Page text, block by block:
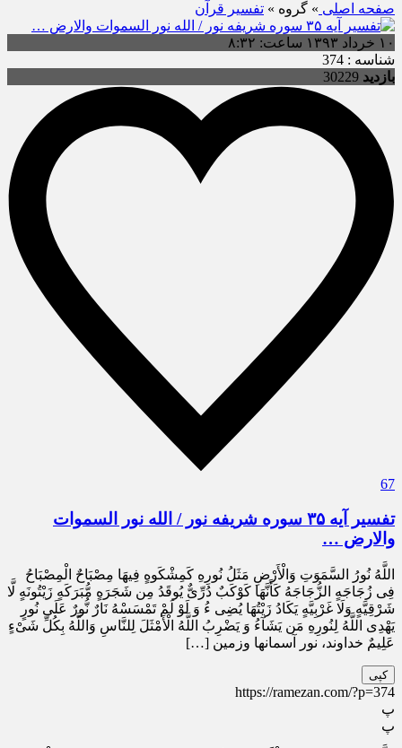
صفحه اصلی » گروه » تفسیر قرآن
۱۰ خرداد ۱۳۹۳ ساعت: ۸:۳۲
شناسه : 374
بازدید 30229
67
تفسیر آیه ۳۵ سوره شریفه نور / الله نور السموات
والارض …
اللَّهُ نُورُ السَّمَوَتِ وَالْأَرْضِ مَثَلُ نُورِهِ کَمِشْکَوهٍ فِیهَا مِصْبَاحٌ الْمِصْبَاحُ
فِى زُجَاجَهٍ الزُّجَاجَهُ کَأَنَّهَا کَوْکَبٌ دُرِّىٌّ یُوقَدُ مِن شَجَرَهٍ مُّبَرَکَهٍ زَیْتُونَهٍ لَّا
شَرْقِیَّهٍ وَلَا غَرْبِیَّهٍ یَکَادُ زَیْتُهَا یُضِى ءُ وَ لَوْ لَمْ تَمْسَسْهُ نَارٌ نُّورٌ عَلَى‏ نُورٍ
یَهْدِى اللَّهُ لِنُورِهِ مَن یَشَآءُ وَ یَضْرِبُ اللَّهُ الْأَمْثَلَ لِلنَّاسِ وَاللَّهُ بِکُلِّ شَىْ‏ءٍ
عَلِیمٌ خداوند، نور آسمان‏ها وزمین […]
کپی
https://ramezan.com/?p=374
پ
پ